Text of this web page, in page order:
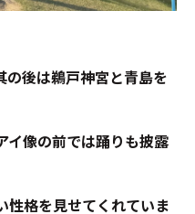
の後は鵜戸神宮と青島を
イ像の前では踊りも披露
性格を見せてくれていま